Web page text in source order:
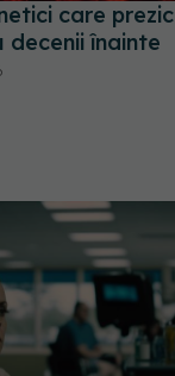
care prezic
decenii înainte